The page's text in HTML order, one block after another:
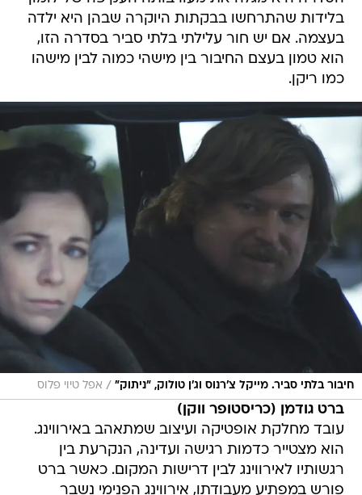
בלידות שהתרחשו בבקתות היוקרה שבהן היא ילדה
בעצמה. אם יש חור עלילתי בלתי סביר בסדרה הזו,
הוא טמון בעצם החיבור בין מישהי כמוה לבין מישהו
כמו ריקן.
חיבור בלתי סביר. מייקל צ'רנוס וג'ן טולוק, "ניתוק" / אפל טיוי פלוס
ברט גודמן (כריסטופר ווקן)
עובד מחלקת אופטיקה ועיצוב שמתאהב באירווינג.
הוא מצטייר כדמות רגישה ועדינה, הנקרעת בין
רגשותיו לאירווינג לבין דרישות המקום. כאשר ברט
פורש במפתיע מעבודתו, אירווינג הפנימי נשבר